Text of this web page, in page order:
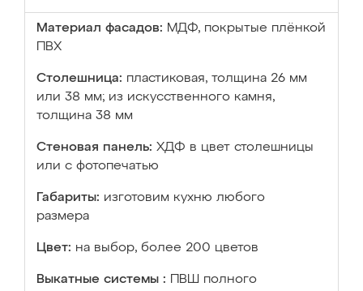
Материал фасадов: МДФ, покрытые плёнкой
ПВХ
Столешница: пластиковая, толщина 26 мм
или 38 мм; из искусственного камня,
толщина 38 мм
Стеновая панель: ХДФ в цвет столешницы
или с фотопечатью
Габариты: изготовим кухню любого
размера
Цвет: на выбор, более 200 цветов
Выкатные системы :
ПВШ полного